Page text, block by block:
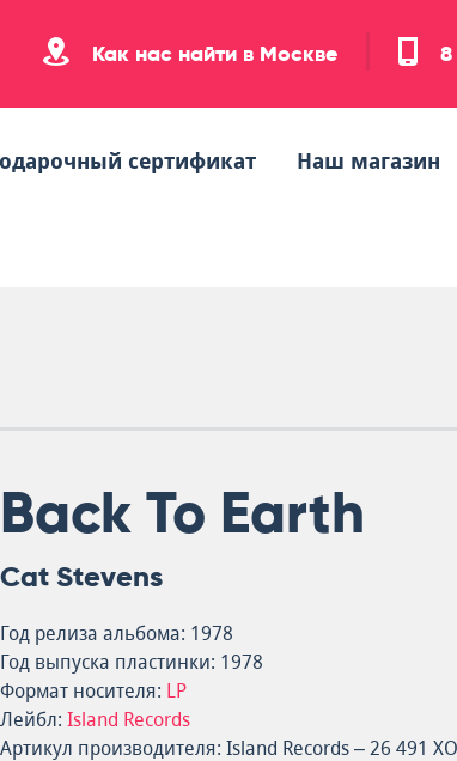
Как нас найти в Москве
сертификат Наш магазин
Back To Earth
Cat Stevens
Год релиза альбома: 1978
Год выпуска пластинки: 1978
Формат носителя: LP
Лейбл: Island Records
Артикул производителя: Island Records – 26 491